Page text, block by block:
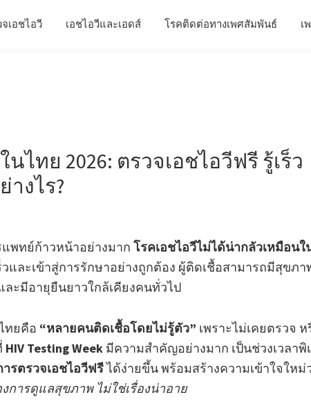
เอชไอวี เอชไอวีและเอดส์ โรคติดต่อทางเพศสัมพันธ์ เ
ในไทย 2026: ตรวจเอชไอวีฟรี รู้เร็ว
างไร?
แพทย์ก้าวหน้าอย่างมาก โรคเอชไอวีไม่ได้น่ากลัวเหมือนใ
และเข้าสู่การรักษาอย่างถูกต้อง ผู้ติดเชื้อสามารถมีสุขภา
ะมีอายุยืนยาวใกล้เคียงคนทั่วไป
ทยคือ “หลายคนติดเชื้อโดยไม่รู้ตัว” เพราะไม่เคยตรวจ ห
HIV Testing Week มีความสำคัญอย่างมาก เป็นช่วงเวลาพิ
ารตรวจเอชไอวีฟรีได้ง่ายขึ้น พร้อมสร้างความเข้าใจใหม่
การดูแลสุขภาพ ไม่ใช่เรื่องน่าอาย